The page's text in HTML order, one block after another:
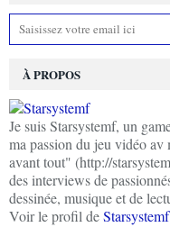
À PROPOS
Je suis Starsystemf, un
ma passion du jeu vidéo
avant tout" (http://
des interviews de
dessinée, musique et de
Voir le profil deStarsystemf